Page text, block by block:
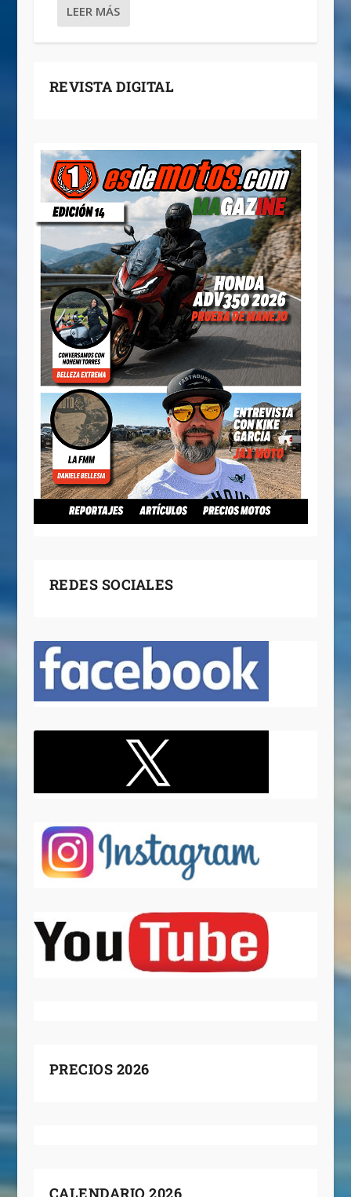
LEER MÁS
REVISTA DIGITAL
REDES SOCIALES
PRECIOS 2026
CALENDARIO 2026